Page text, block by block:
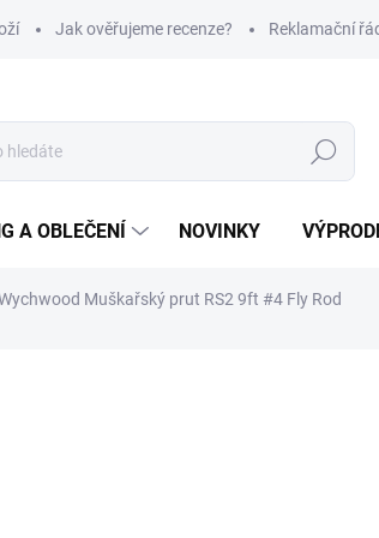
Jak ověřujeme recenze? Reklamační
Hledat
A OBLEČENÍ NOVINKY
Muškařský prut RS2 9ft #4 Fly Rod